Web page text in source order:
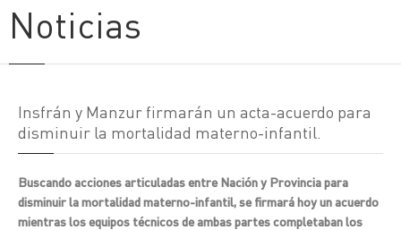
Noticias
Insfrán y Manzur firmarán un acta-acuerdo para
disminuir la mortalidad materno-infantil.
Buscando acciones articuladas entre Nación y Provincia para
disminuir la mortalidad materno-infantil, se firmará hoy un acuerdo
mientras los equipos técnicos de ambas partes completaban los